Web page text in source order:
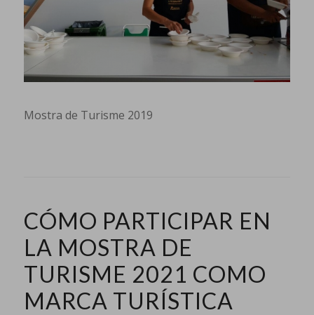
Mostra de Turisme 2019
CÓMO PARTICIPAR EN
LA MOSTRA DE
TURISME 2021 COMO
MARCA TURÍSTICA